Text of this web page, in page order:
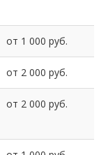
от 1 000 руб.
от 2 000 руб.
от 2 000 руб.